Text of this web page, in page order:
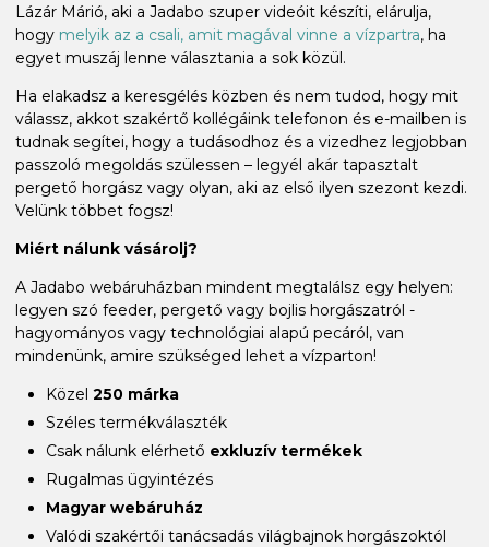
Lázár Márió, aki a Jadabo szuper videóit készíti, elárulja,
hogy melyik az a csali, amit magával vinne a vízpartra, ha
egyet muszáj lenne választania a sok közül.
Ha elakadsz a keresgélés közben és nem tudod, hogy mit
válassz, akkot szakértő kollégáink telefonon és e-mailben is
tudnak segítei, hogy a tudásodhoz és a vizedhez legjobban
passzoló megoldás szülessen – legyél akár tapasztalt
pergető horgász vagy olyan, aki az első ilyen szezont kezdi.
Velünk többet fogsz!
Miért nálunk vásárolj?
A Jadabo webáruházban mindent megtalálsz egy helyen:
legyen szó feeder, pergető vagy bojlis horgászatról -
hagyományos vagy technológiai alapú pecáról, van
mindenünk, amire szükséged lehet a vízparton!
Közel 250 márka
Széles termékválaszték
Csak nálunk elérhető exkluzív termékek
Rugalmas ügyintézés
Magyar webáruház
Valódi szakértői tanácsadás világbajnok horgászoktól